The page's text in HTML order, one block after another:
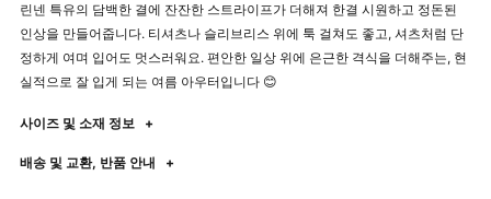
린넨 특유의 담백한 결에 잔잔한 스트라이프가 더해져 한결 시원하고 정돈된
인상을 만들어줍니다. 티셔츠나 슬리브리스 위에 툭 걸쳐도 좋고, 셔츠처럼 단
정하게 여며 입어도 멋스러워요. 편안한 일상 위에 은근한 격식을 더해주는, 현
실적으로 잘 입게 되는 여름 아우터입니다 😊
사이즈 및 소재 정보 +
배송 및 교환, 반품 안내 +